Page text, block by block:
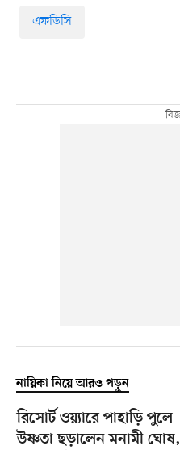
এফডিসি
নায়িকা নিয়ে আরও পড়ুন
রিসোর্ট ওয়্যারে পাহাড়ি পুলে
উষ্ণতা ছড়ালেন মনামী ঘোষ,